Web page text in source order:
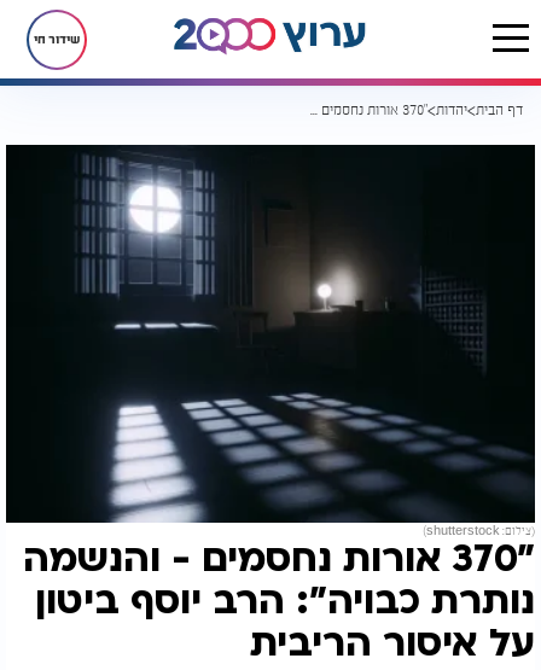
שידור חי
דף הבית יהדות "370 אורות נחסמים - והנשמה נותרת כבויה": הרב יוסף ביטון על איסור הריבית
(צילום: shutterstock)
"370 אורות נחסמים - והנשמה
נותרת כבויה": הרב יוסף ביטון
על איסור הריבית